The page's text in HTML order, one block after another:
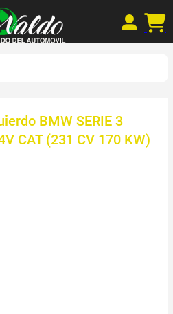
BMW SERIE 3
CAT (231 CV 170 KW)